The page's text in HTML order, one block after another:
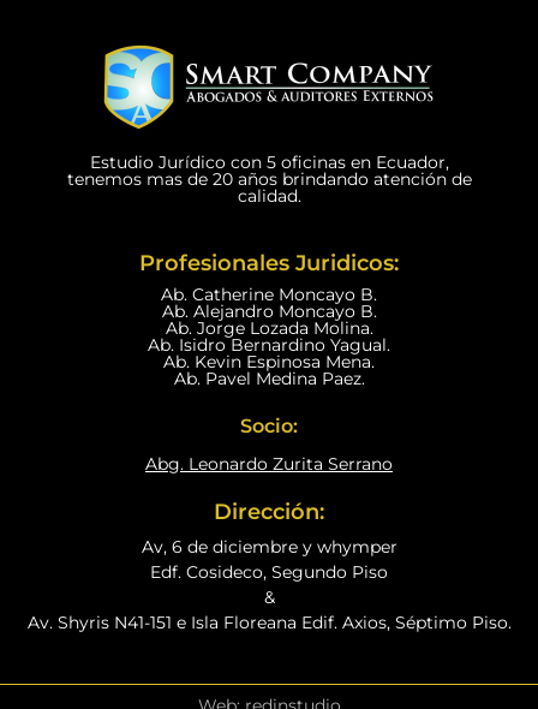
Estudio Jurídico con 5 oficinas en Ecuador,
tenemos mas de 20 años brindando atención de
calidad.
Profesionales Juridicos:
Ab. Catherine Moncayo B.
Ab. Alejandro Moncayo B.
Ab. Jorge Lozada Molina.
Ab. Isidro Bernardino Yagual.
Ab. Kevin Espinosa Mena.
Ab. Pavel Medina Paez.
Socio:
Abg. Leonardo Zurita Serrano
Dirección:
Av, 6 de diciembre y whymper
Edf. Cosideco, Segundo Piso
&
Av. Shyris N41-151 e Isla Floreana Edif. Axios, Séptimo Piso.